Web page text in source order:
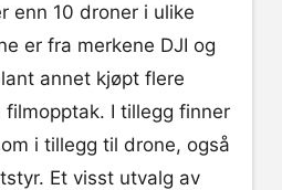
enn 10 droner i ulike
er fra merkene DJI og
annet kjøpt flere
I tillegg finner
i tillegg til drone, også
Et visst utvalg av